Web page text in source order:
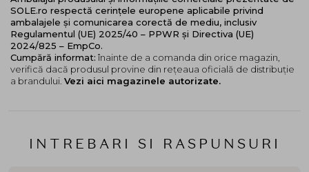
INTREBARI SI RASPUNSURI
SOLE.ro respectă cerințele europene aplicabile privind
ambalajele și comunicarea corectă de mediu, inclusiv
Regulamentul (UE) 2025/40 – PPWR și Directiva (UE)
2024/825 – EmpCo.
Cumpără informat: înainte de a comanda din orice magazin,
verifică dacă produsul provine din rețeaua oficială de distribuție
a brandului. Vezi aici magazinele autorizate.